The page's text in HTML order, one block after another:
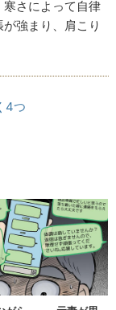
さによって自律
強まり、肩こり
4つ